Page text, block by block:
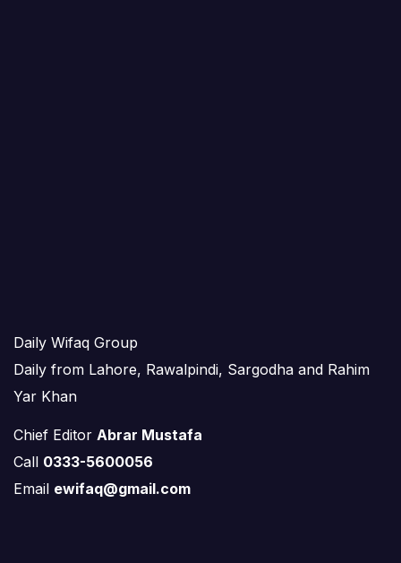
Daily Wifaq Group
Daily from Lahore, Rawalpindi, Sargodha and Rahim
Yar Khan
Chief Editor Abrar Mustafa
Call 0333-5600056
Email ewifaq@gmail.com